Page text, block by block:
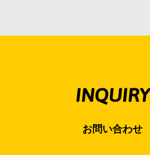
INQUIRY
お問い合わせ